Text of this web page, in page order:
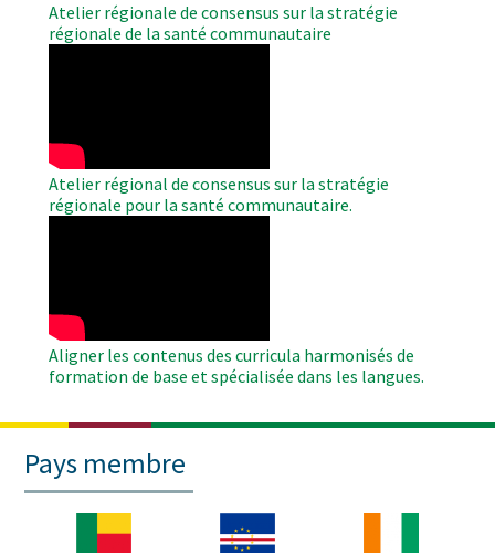
Atelier régionale de consensus sur la stratégie
régionale de la santé communautaire
Atelier régional de consensus sur la stratégie
régionale pour la santé communautaire.
Aligner les contenus des curricula harmonisés de
formation de base et spécialisée dans les langues.
Pays membre
Image